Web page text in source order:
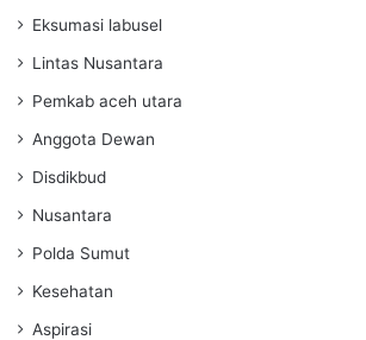
Eksumasi labusel
Lintas Nusantara
Pemkab aceh utara
Anggota Dewan
Disdikbud
Nusantara
Polda Sumut
Kesehatan
Aspirasi